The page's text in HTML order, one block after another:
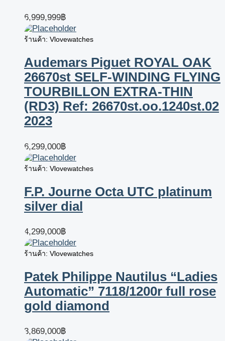
6,999,999฿
ร้านค้า: Vlovewatches
Audemars Piguet ROYAL OAK
26670st SELF-WINDING FLYING
TOURBILLON EXTRA-THIN
(RD3) Ref: 26670st.oo.1240st.02
2023
6,299,000฿
ร้านค้า: Vlovewatches
F.P. Journe Octa UTC platinum
silver dial
4,299,000฿
ร้านค้า: Vlovewatches
Patek Philippe Nautilus “Ladies
Automatic” 7118/1200r full rose
gold diamond
3,869,000฿